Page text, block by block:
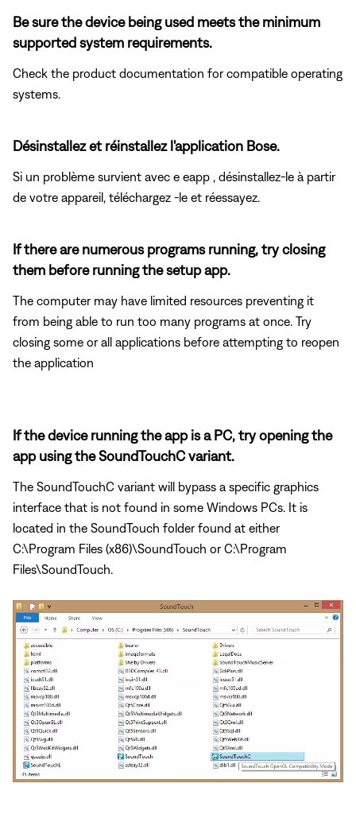
Be sure the device being used meets the minimum
supported system requirements.
Check the product documentation for compatible operating
systems.
Désinstallez et réinstallez l'application Bose.
Si un problème survient avec e eapp , désinstallez-le à partir
de votre appareil, téléchargez -le et réessayez.
If there are numerous programs running, try closing
them before running the setup app.
The computer may have limited resources preventing it
from being able to run too many programs at once. Try
closing some or all applications before attempting to reopen
the application
If the device running the app is a PC, try opening the
app using the SoundTouchC variant.
The SoundTouchC variant will bypass a specific graphics
interface that is not found in some Windows PCs. It is
located in the SoundTouch folder found at either
C:\Program Files (x86)\SoundTouch or C:\Program
Files\SoundTouch.